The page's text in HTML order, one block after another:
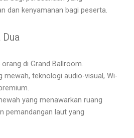
dan kenyamanan bagi peserta.
orang di Grand Ballroom.
mewah, teknologi audio-visual, Wi-
yang menawarkan ruang
pemandangan laut yang